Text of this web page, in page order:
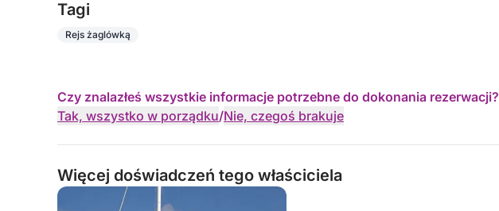
Tagi
Rejs żaglówką
Czy znalazłeś wszystkie informacje potrzebne do dokonania rezerwacji?
Tak, wszystko w porządku/Nie, czegoś brakuje
Więcej doświadczeń tego właściciela